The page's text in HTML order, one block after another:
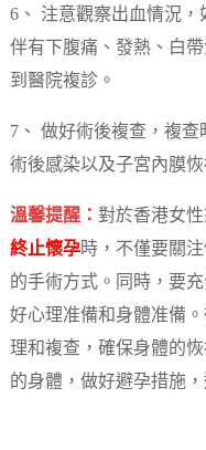
6、 注意觀察出血情況
伴有下腹痛、發熱、白
到醫院複診。
7、 做好術後複查，複查
術後感染以及子宮內膜恢
溫馨提醒： 對於香港女
終止懷孕時，不僅要關
的手術方式。同時，要
好心理准備和身體准備
理和複查，確保身體的
的身體，做好避孕措施